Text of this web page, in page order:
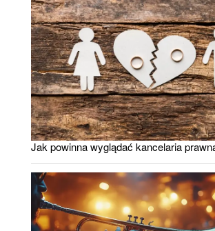
Jak powinna wyglądać kancelaria